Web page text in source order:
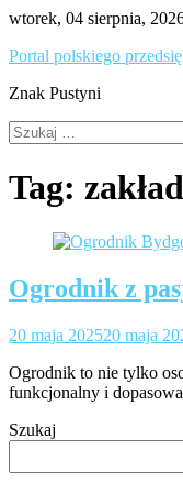
Skip
content
wtorek, 04 sierpnia,
Portal polskiego
Znak Pustyni
Szukaj:
Tag:
Ogrodnik z
20 maja 202520 maja
Ogrodnik to nie tylko
funkcjonalny i
Szukaj